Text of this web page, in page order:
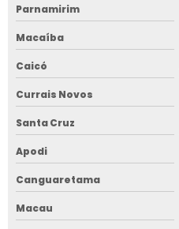
Parnamirim
Macaíba
Caicó
Currais Novos
Santa Cruz
Apodi
Canguaretama
Macau